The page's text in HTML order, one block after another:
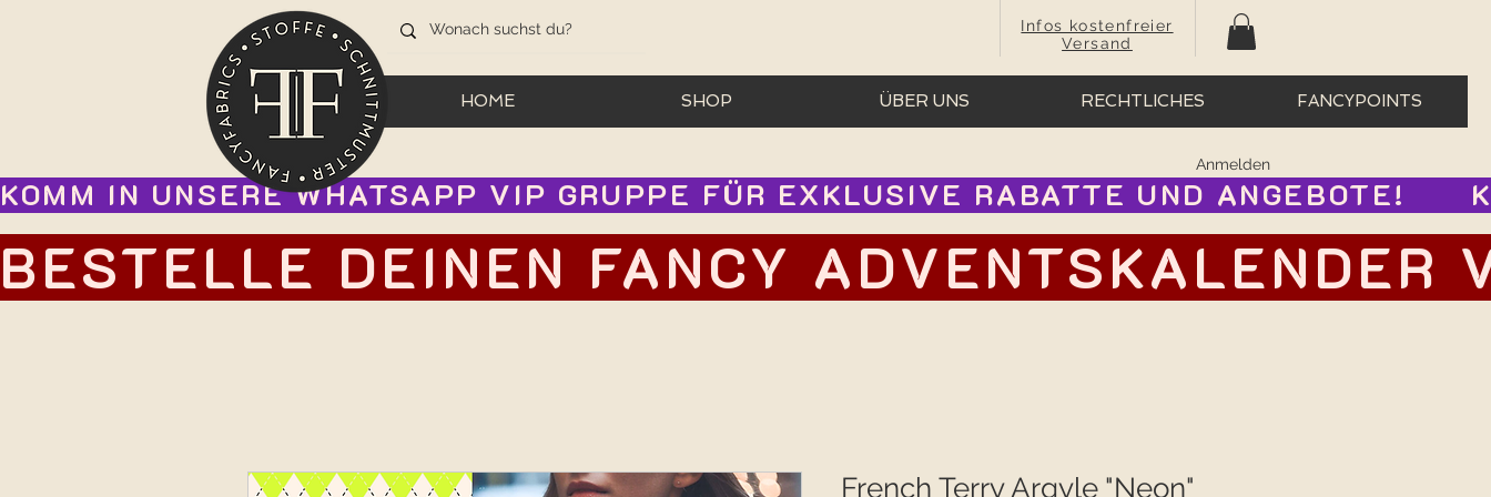
Infos kostenfreier
Versand
HOME SHOP ÜBER UNS RECHTLICHES FANCYPOINTS
Anmelden
KOMM IN UNSERE WHATSAPP VIP GRUPPE FÜR EXKLUSIVE RABATTE UND ANGEBOTE!
BESTELLE DEINEN FANCY
French Terry Argyle "Neon"